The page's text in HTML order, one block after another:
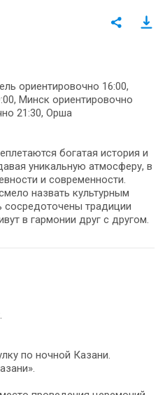
ориентировочно 16:00,
Минск ориентировочно
21:30, Орша
богатая история и
уникальную атмосферу, в
и современности.
назвать культурным
сосредоточены традиции
в гармонии друг с другом.
по ночной Казани.